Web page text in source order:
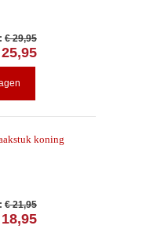
€ 29,95
koning
€ 21,95